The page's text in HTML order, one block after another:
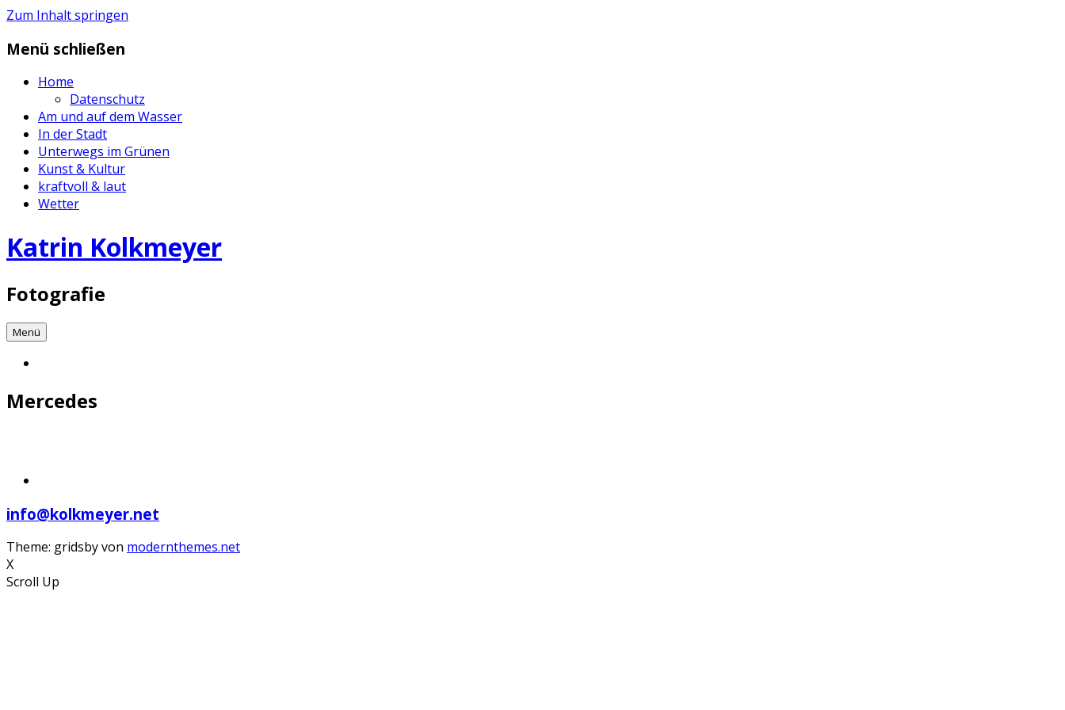
Zum Inhalt springen
Menü schließen
Home
Datenschutz
Am und auf dem Wasser
In der Stadt
Unterwegs im Grünen
Kunst & Kultur
kraftvoll & laut
Wetter
Katrin Kolkmeyer
Fotografie
Menü
Mercedes
info@kolkmeyer.net
Theme: gridsby von modernthemes.net
X
Scroll Up